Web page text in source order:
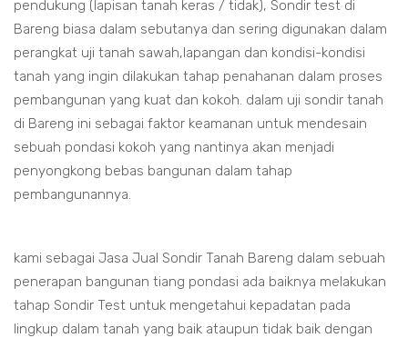
pendukung (lapisan tanah keras / tidak), Sondir test di
Bareng biasa dalam sebutanya dan sering digunakan dalam
perangkat uji tanah sawah,lapangan dan kondisi-kondisi
tanah yang ingin dilakukan tahap penahanan dalam proses
pembangunan yang kuat dan kokoh. dalam uji sondir tanah
di Bareng ini sebagai faktor keamanan untuk mendesain
sebuah pondasi kokoh yang nantinya akan menjadi
penyongkong bebas bangunan dalam tahap
pembangunannya.
kami sebagai Jasa Jual Sondir Tanah Bareng dalam sebuah
penerapan bangunan tiang pondasi ada baiknya melakukan
tahap Sondir Test untuk mengetahui kepadatan pada
lingkup dalam tanah yang baik ataupun tidak baik dengan